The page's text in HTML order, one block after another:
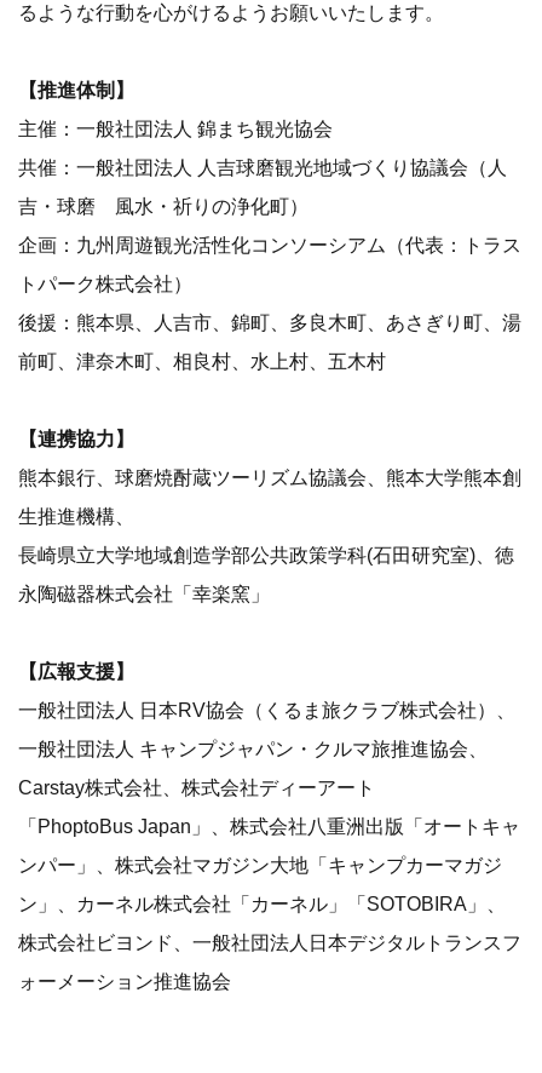
るような行動を心がけるようお願いいたします。
【推進体制】
主催：一般社団法人 錦まち観光協会
共催：一般社団法人 人吉球磨観光地域づくり協議会（人
吉・球磨 風水・祈りの浄化町）
企画：九州周遊観光活性化コンソーシアム（代表：トラス
トパーク株式会社）
後援：熊本県、人吉市、錦町、多良木町、あさぎり町、湯
前町、津奈木町、相良村、水上村、五木村
【連携協力】
熊本銀行、球磨焼酎蔵ツーリズム協議会、熊本大学熊本創
生推進機構、
長崎県立大学地域創造学部公共政策学科(石田研究室)、徳
永陶磁器株式会社「幸楽窯」
【広報支援】
一般社団法人 日本RV協会（くるま旅クラブ株式会社）、
一般社団法人 キャンプジャパン・クルマ旅推進協会、
Carstay株式会社、株式会社ディーアート
「PhoptoBus Japan」、株式会社八重洲出版「オートキャ
ンパー」、株式会社マガジン大地「キャンプカーマガジ
ン」、カーネル株式会社「カーネル」「SOTOBIRA」、
株式会社ビヨンド、一般社団法人日本デジタルトランスフ
ォーメーション推進協会